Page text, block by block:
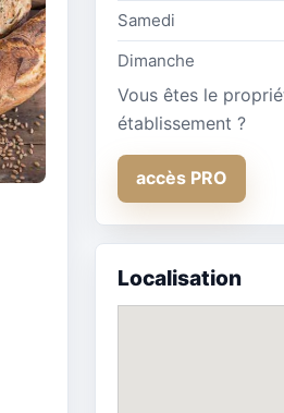
Samedi
Dimanche
Vous êtes le
établissement ?
accès PRO
Localisation